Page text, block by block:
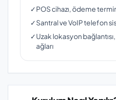
✓POS cihazı, ödeme
✓Santral ve VoIP telefon
✓Uzak lokasyon
ağları